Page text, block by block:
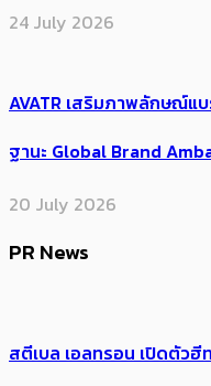
24 July 2026
AVATR เสริมภาพลักษณ์แบ
ฐานะ Global Brand
20 July 2026
PR News
สตีเบล เอลทรอน เปิดตัว